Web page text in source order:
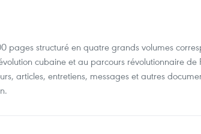
pages structuré en quatre grands volumes
cubaine et au parcours révolutionnaire de
articles, entretiens, messages et autres